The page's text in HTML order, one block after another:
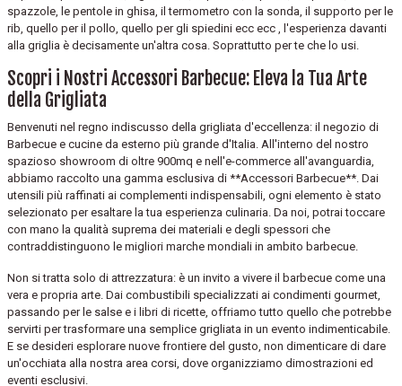
spazzole, le pentole in ghisa, il termometro con la sonda, il supporto per le
rib, quello per il pollo, quello per gli spiedini ecc ecc , l'esperienza davanti
alla griglia è decisamente un'altra cosa. Soprattutto per te che lo usi.
Scopri i Nostri Accessori Barbecue: Eleva la Tua Arte
della Grigliata
Benvenuti nel regno indiscusso della grigliata d'eccellenza: il negozio di
Barbecue e cucine da esterno più grande d'Italia. All'interno del nostro
spazioso showroom di oltre 900mq e nell'e-commerce all'avanguardia,
abbiamo raccolto una gamma esclusiva di **Accessori Barbecue**. Dai
utensili più raffinati ai complementi indispensabili, ogni elemento è stato
selezionato per esaltare la tua esperienza culinaria. Da noi, potrai toccare
con mano la qualità suprema dei materiali e degli spessori che
contraddistinguono le migliori marche mondiali in ambito barbecue.
Non si tratta solo di attrezzatura: è un invito a vivere il barbecue come una
vera e propria arte. Dai combustibili specializzati ai condimenti gourmet,
passando per le salse e i libri di ricette, offriamo tutto quello che potrebbe
servirti per trasformare una semplice grigliata in un evento indimenticabile.
E se desideri esplorare nuove frontiere del gusto, non dimenticare di dare
un'occhiata alla nostra area corsi, dove organizziamo dimostrazioni ed
eventi esclusivi.